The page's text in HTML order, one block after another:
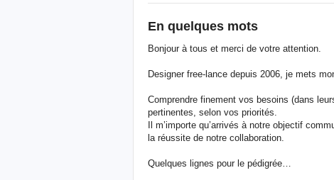
En quelques mots
Bonjour à tous et merci de votre attention.
Designer free-lance depuis 2006, je mets
Comprendre finement vos besoins (dans
pertinentes, selon vos priorités.
Il m’importe qu’arrivés à notre objectif
la réussite de notre collaboration.
Quelques lignes pour le pédigrée…